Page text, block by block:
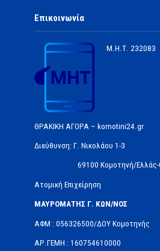
Επικοινωνία
Μ.Η.Τ. 232083
ΘΡΑΚΙΚΗ ΑΓΟΡΑ – komotini24.gr
Διεύθυνση: Γ. Νικολάου 1-3
69100 Κομοτηνή/Ελλάς-
Ατομική Επιχείρηση
ΜΑΥΡΟΜΑΤΗΣ Γ. ΚΩΝ/ΝΟΣ
ΑΦΜ : 056326500/ΔOΥ Κομοτηνής
ΑΡ.ΓΕΜΗ : 160754610000